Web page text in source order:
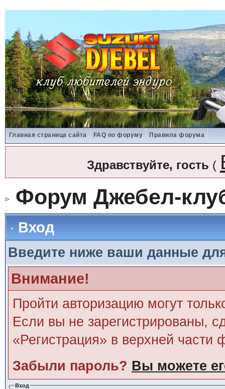
Главная страница сайта FAQ по форуму Правила форума
Здравствуйте, гость (
Форум Джебел-
Вход
Введите ниже ваши данные
Внимание!
Пройти авторизацию могут
Если вы не зарегистрированы,
«Регистрация» в верхней части
Забыли пароль? Вы можете
Вход